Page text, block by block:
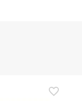
a trabalhar
podes devolver